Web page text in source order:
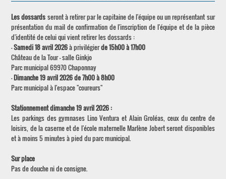
Les dossards seront à retirer par le capitaine de l'équipe ou un représentant sur
présentation du mail de confirmation de l'inscription de l'équipe et de la pièce
d'identité de celui qui vient retirer les dossards :
-Samedi 18 avril 2026à privilégierde 15h00 à 17h00
Château de la Tour – salle Ginkjo
Parc municipal 69970 Chaponnay
-Dimanche 19 avril 2026 de 7h00 à 8h00
Parc municipal à l'espace "coureurs"
Stationnement dimanche 19 avril 2026 :
Les parkings des gymnases Lino Ventura et Alain Groléas, ceux du centre de
loisirs, de la caserne et de l'école maternelle Marlène Jobert seront disponibles
et à moins 5 minutes à pied du parc municipal.
Sur place
Pas de douche ni de consigne.